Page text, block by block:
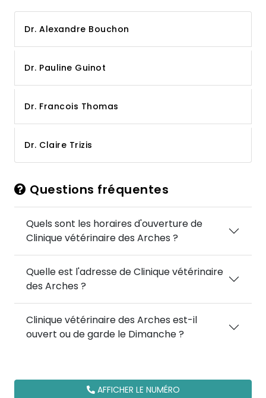
Dr. Alexandre Bouchon
Dr. Pauline Guinot
Dr. Francois Thomas
Dr. Claire Trizis
Questions fréquentes
Quels sont les horaires d'ouverture de
Clinique vétérinaire des Arches ?
Quelle est l'adresse de Clinique vétérinaire
des Arches ?
Clinique vétérinaire des Arches est-il
ouvert ou de garde le Dimanche ?
AFFICHER LE NUMÉRO